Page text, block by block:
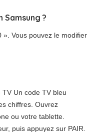
?
Vous pouvez le modifier
Un code TV bleu
chiffres. Ouvrez
ou votre tablette.
puis appuyez sur PAIR.